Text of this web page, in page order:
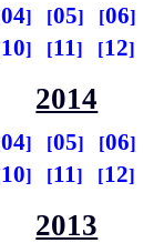
04 05
06
10 11 12
2014
04 05
06
10 11 12
2013